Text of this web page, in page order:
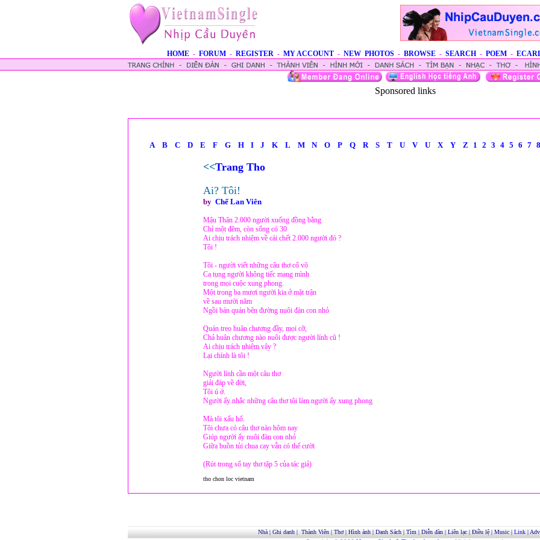
HOME - FORUM - REGISTER - MY ACCOUNT - NEW PHOTOS - BROWSE - SEARCH - POEM -
Sponsored links
A B C D E F G H I J K L M N O P Q R S T U V U X Y Z 1 2 3 4 5 6 7 8
<<Trang Tho
Ai? Tôi!
by Chế Lan Viên
Mậu Thân 2.000 người xuống đồng bằng
Chỉ một đêm, còn sống có 30
Ai chịu trách nhiệm về cái chết 2.000 người đó ?
Tôi !
Tôi - người viết những câu thơ cổ võ
Ca tụng người không tiếc mạng mình
trong mọi cuộc xung phong.
Một trong ba mươi người kia ở mặt trận
về sau mười năm
Ngồi bán quán bên đường nuôi đàn con nhỏ
Quán treo huân chương đầy, mọi cỡ,
Chả huân chương nào nuôi được người lính cũ !
Ai chịu trách nhiệm vậy ?
Lại chính là tôi !
Người lính cần một câu thơ
giải đáp về đời,
Tôi ú ớ.
Người ấy nhắc những câu thơ tôi làm người ấy xung phong
Mà tôi xấu hổ.
Tôi chưa có câu thơ nào hôm nay
Giúp người ấy nuôi đàn con nhỏ
Giữa buồn tủi chua cay vẫn có thể cười
(Rút trong sổ tay thơ tập 5 của tác giả)
tho chon loc vietnam
Nhà| Ghi danh| Thành Viên| Thơ| Hình ảnh| Danh Sách| Tìm | Diễn đàn| Liên lạc| Điều lệ| Music| Link|